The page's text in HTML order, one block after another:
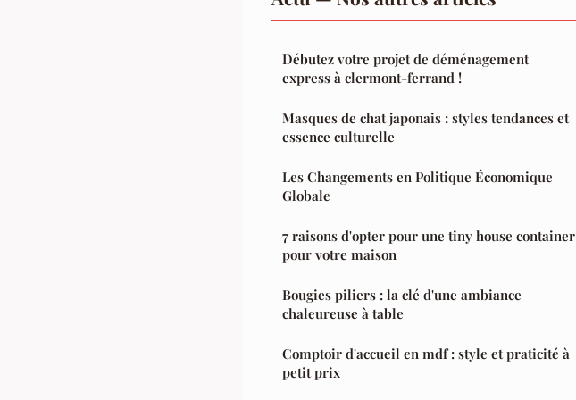
Débutez votre projet de déménagement
express à clermont-ferrand !
Masques de chat japonais : styles tendances et
essence culturelle
Les Changements en Politique Économique
Globale
7 raisons d'opter pour une tiny house container
pour votre maison
Bougies piliers : la clé d'une ambiance
chaleureuse à table
Comptoir d'accueil en mdf : style et praticité à
petit prix